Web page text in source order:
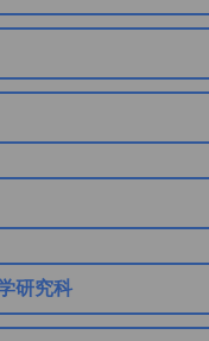
研究科